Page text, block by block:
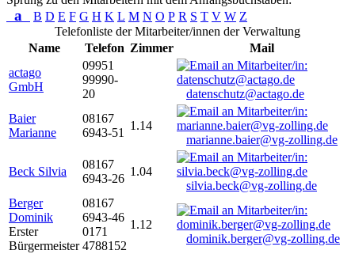
a B D E F G H K L M N O P R S T V W Z
Telefonliste der Mitarbeiter/innen der Verwaltung
Name
Telefon Zimmer
Mail
actago
GmbH
09951
99990-
20
datenschutz@actago.de
Baier
Marianne
08167
6943-51
1.14
marianne.baier@vg-zolling.de
Beck Silvia
08167
6943-26
1.04
silvia.beck@vg-zolling.de
Berger
Dominik
Erster
Bürgermeister
08167
6943-46
0171
4788152
1.12
dominik.berger@vg-zolling.de